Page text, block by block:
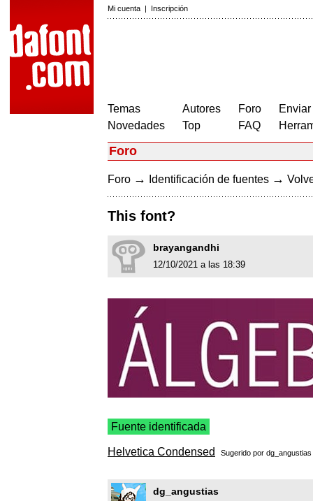
Mi cuenta | Inscripción
Temas
Novedades
Autores
Top
Foro
FAQ
Foro
Foro → Identificación de fuentes →
This font?
brayangandhi
12/10/2021 a las 18:39
Fuente identificada
Helvetica Condensed Sugerido por dg_angustias
dg_angustias